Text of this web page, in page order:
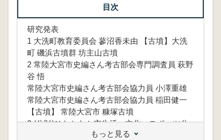
目次
研究発表
1 大洗町教育委員会 蓼沼香未由 【古墳】大洗
町 磯浜古墳群 坊主山古墳
2 常陸大宮市史編さん考古部会専門調査員 萩野
谷 悟
常陸大宮市史編さん考古部会協力員 小澤重雄
常陸大宮市史編さん考古部会協力員 稲田健一
【古墳】 常陸大宮市 糠塚古墳
3 (公財)ひたちなか市生活・文化・スポーツ公
社 稲田健一 【古墳】ひたちなか市 ひたちなか
もっと見る